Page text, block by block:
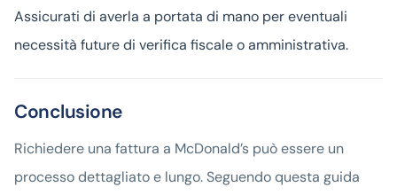
Assicurati di averla a portata di mano per eventuali
necessità future di verifica fiscale o amministrativa.
Conclusione
Richiedere una fattura a McDonald’s può essere un
processo dettagliato e lungo. Seguendo questa guida